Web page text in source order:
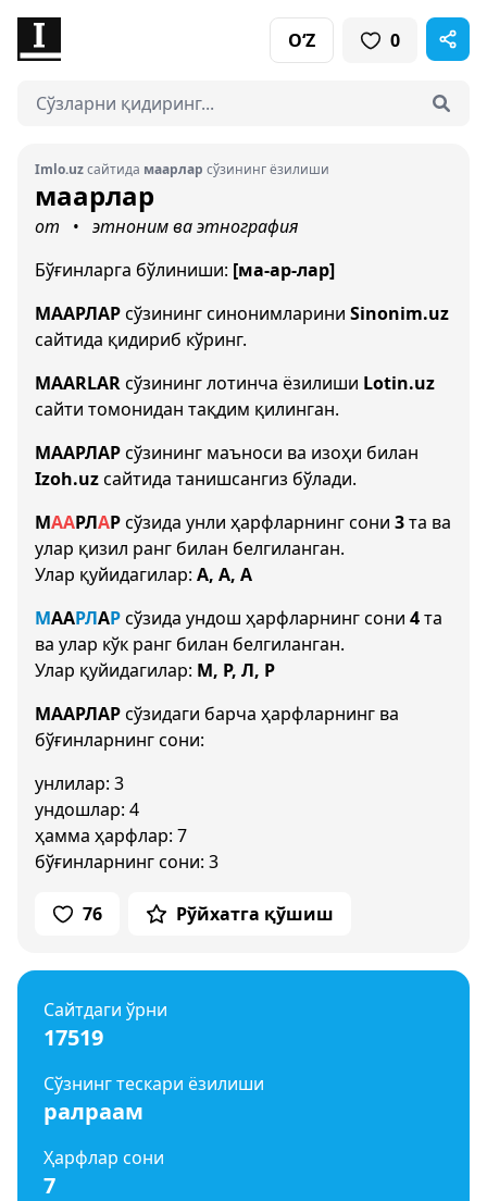
O‘Z 0
Imlo.uzсайтида маарлар сўзининг ёзилиши
маарлар
от •
этноним ва этнография
Бўғинларга бўлиниши: [ма-ар-лар]
МААРЛАРсўзининг синонимларини Sinonim.uz
сайтида қидириб кўринг.
MAARLARсўзининг лотинча ёзилиши Lotin.uz
сайти томонидан тақдим қилинган.
МААРЛАРсўзининг маъноси ва изоҳи билан
Izoh.uzсайтида танишсангиз бўлади.
МААРЛАРсўзида унли ҳарфларнинг сони 3та ва
улар қизил ранг билан белгиланган.
Улар қуйидагилар: А, А, А
МААРЛАРсўзида ундош ҳарфларнинг сони 4та
ва улар кўк ранг билан белгиланган.
Улар қуйидагилар: М, Р, Л, Р
МААРЛАРсўзидаги барча ҳарфларнинг ва
бўғинларнинг сони:
унлилар: 3
ундошлар: 4
ҳамма ҳарфлар: 7
бўғинларнинг сони: 3
76 Рўйхатга қўшиш
Сайтдаги ўрни
17519
Сўзнинг тескари ёзилиши
ралраам
Ҳарфлар сони
7